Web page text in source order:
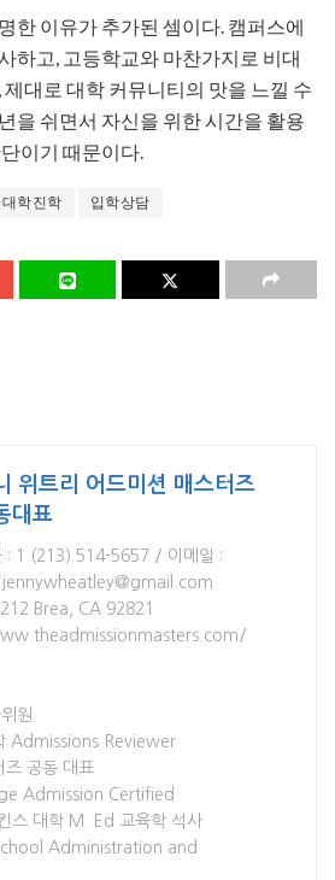
한 이유가 추가된 셈이다. 캠퍼스에
하고, 고등학교와 마찬가지로 비대
대로 대학 커뮤니티의 맛을 느낄 수
을 쉬면서 자신을 위한 시간을 활용
이기 때문이다.
학진학 입학상담
위트리 어드미션 매스터즈
대표
: 1 (213) 514-5657 / 이메일 :
Brea, CA 92821
원
Admissions Reviewer
즈 공동 대표
Admission Certified
스 대학 M. Ed 교육학 석사
Administration and